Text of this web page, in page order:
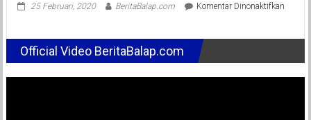
25 Februari, 2020 BeritaBalap.com Komentar Dinonaktifkanpada
Official Video BeritaBalap.com